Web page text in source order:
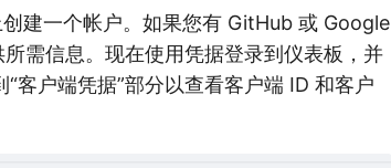
创建一个帐户。如果您有 GitHub 或 Google
需信息。现在使用凭据登录到仪表板，并
客户端凭据”部分以查看客户端 ID 和客户